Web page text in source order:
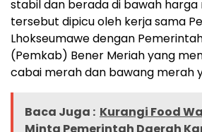
stabil dan berada di bawah harga
tersebut dipicu oleh kerja sama
Lhokseumawe dengan
(Pemkab) Bener Meriah yang
cabai merah dan bawang merah
Baca Juga : Kurangi Food
Minta Pemerintah Daerah